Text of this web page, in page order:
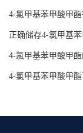
4-氯甲基苯甲酸甲酯
正确储存4-氯甲基
4-氯甲基苯甲酸甲
4-氯甲基苯甲酸甲